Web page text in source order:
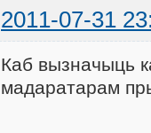
2011-07-31
Каб вызначыць
мадаратарам